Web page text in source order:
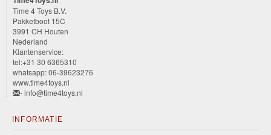
Time 4 Toys B.V.
Pakketboot 15C
3991 CH Houten
Nederland
Klantenservice:
tel:+31 30 6365310
whatsapp: 06-39623276
www.time4toys.nl
- info@time4toys.nl
INFORMATIE